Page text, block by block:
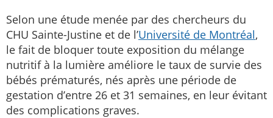
Selon une étude menée par des chercheurs du
CHU Sainte-Justine et de l’Université de Montréal,
le fait de bloquer toute exposition du mélange
nutritif à la lumière améliore le taux de survie des
bébés prématurés, nés après une période de
gestation d’entre 26 et 31 semaines, en leur évitant
des complications graves.